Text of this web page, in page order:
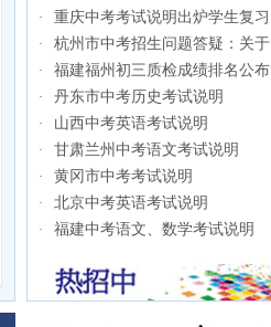
总分
·
重庆中考考试说明出炉学生复习
回归
·
杭州市中考招生问题答疑：关于
录取
· 福建福州初三质检成绩排名公布
· 丹东市中考历史考试说明
· 山西中考英语考试说明
· 甘肃兰州中考语文考试说明
· 黄冈市中考考试说明
· 北京中考英语考试说明
· 福建中考语文、数学考试说明